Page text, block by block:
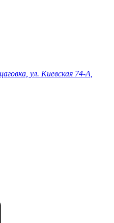
ул. Киевская 74-А,